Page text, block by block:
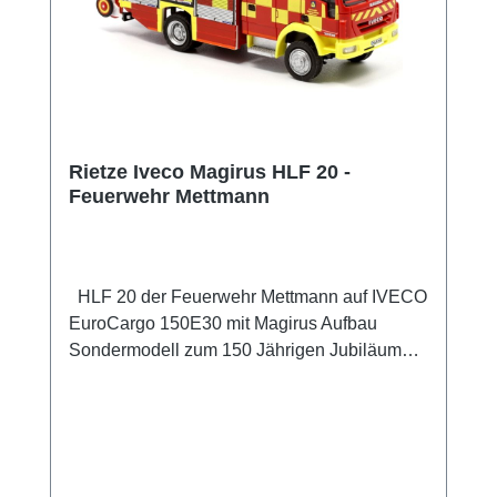
Rietze Iveco Magirus HLF 20 -
Feuerwehr Mettmann
HLF 20 der Feuerwehr Mettmann auf IVECO
EuroCargo 150E30 mit Magirus Aufbau
Sondermodell zum 150 Jährigen Jubiläum